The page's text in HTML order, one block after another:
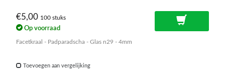
€5,00 100 stuks
Op voorraad
Facetkraal - Padparadscha - Glas n29 - 4mm
Toevoegen aan vergelijking